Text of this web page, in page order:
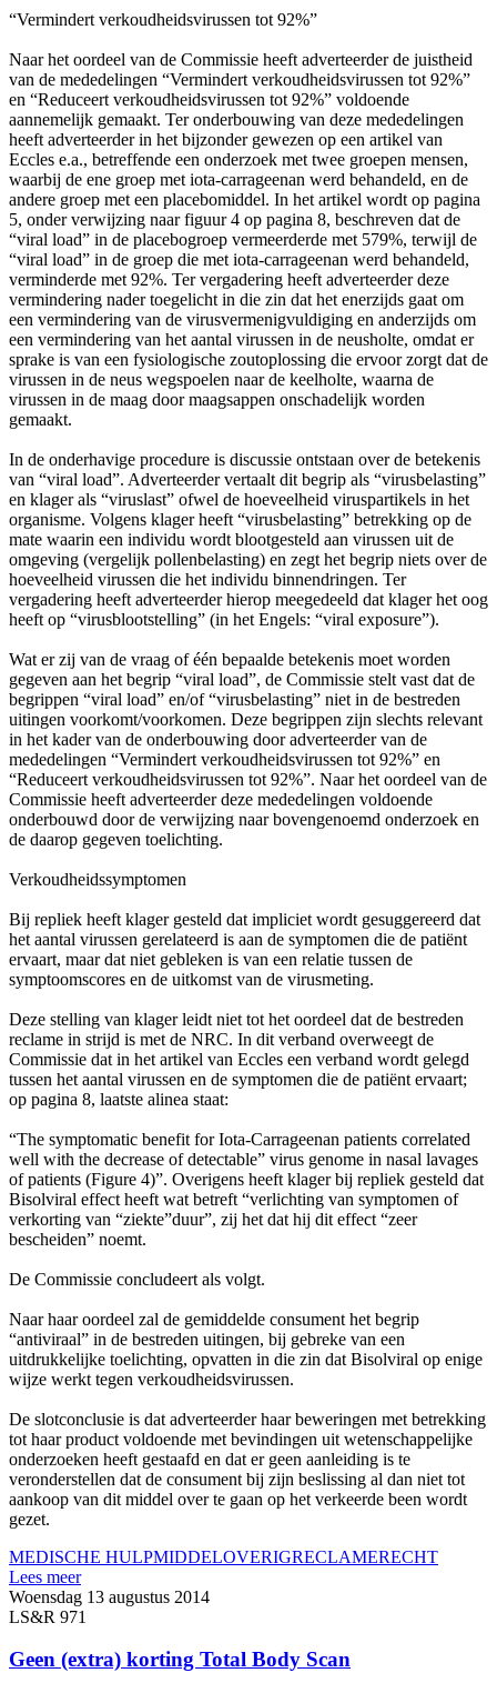
“Vermindert verkoudheidsvirussen tot 92%”
Naar het oordeel van de Commissie heeft adverteerder de juistheid
van de mededelingen “Vermindert verkoudheidsvirussen tot 92%”
en “Reduceert verkoudheidsvirussen tot 92%” voldoende
aannemelijk gemaakt. Ter onderbouwing van deze mededelingen
heeft adverteerder in het bijzonder gewezen op een artikel van
Eccles e.a., betreffende een onderzoek met twee groepen mensen,
waarbij de ene groep met iota-carrageenan werd behandeld, en de
andere groep met een placebomiddel. In het artikel wordt op pagina
5, onder verwijzing naar figuur 4 op pagina 8, beschreven dat de
“viral load” in de placebogroep vermeerderde met 579%, terwijl de
“viral load” in de groep die met iota-carrageenan werd behandeld,
verminderde met 92%. Ter vergadering heeft adverteerder deze
vermindering nader toegelicht in die zin dat het enerzijds gaat om
een vermindering van de virusvermenigvuldiging en anderzijds om
een vermindering van het aantal virussen in de neusholte, omdat er
sprake is van een fysiologische zoutoplossing die ervoor zorgt dat de
virussen in de neus wegspoelen naar de keelholte, waarna de
virussen in de maag door maagsappen onschadelijk worden
gemaakt.
In de onderhavige procedure is discussie ontstaan over de betekenis
van “viral load”. Adverteerder vertaalt dit begrip als “virusbelasting”
en klager als “viruslast” ofwel de hoeveelheid viruspartikels in het
organisme. Volgens klager heeft “virusbelasting” betrekking op de
mate waarin een individu wordt blootgesteld aan virussen uit de
omgeving (vergelijk pollenbelasting) en zegt het begrip niets over de
hoeveelheid virussen die het individu binnendringen. Ter
vergadering heeft adverteerder hierop meegedeeld dat klager het oog
heeft op “virusblootstelling” (in het Engels: “viral exposure”).
Wat er zij van de vraag of één bepaalde betekenis moet worden
gegeven aan het begrip “viral load”, de Commissie stelt vast dat de
begrippen “viral load” en/of “virusbelasting” niet in de bestreden
uitingen voorkomt/voorkomen. Deze begrippen zijn slechts relevant
in het kader van de onderbouwing door adverteerder van de
mededelingen “Vermindert verkoudheidsvirussen tot 92%” en
“Reduceert verkoudheidsvirussen tot 92%”. Naar het oordeel van de
Commissie heeft adverteerder deze mededelingen voldoende
onderbouwd door de verwijzing naar bovengenoemd onderzoek en
de daarop gegeven toelichting.
Verkoudheidssymptomen
Bij repliek heeft klager gesteld dat impliciet wordt gesuggereerd dat
het aantal virussen gerelateerd is aan de symptomen die de patiënt
ervaart, maar dat niet gebleken is van een relatie tussen de
symptoomscores en de uitkomst van de virusmeting.
Deze stelling van klager leidt niet tot het oordeel dat de bestreden
reclame in strijd is met de NRC. In dit verband overweegt de
Commissie dat in het artikel van Eccles een verband wordt gelegd
tussen het aantal virussen en de symptomen die de patiënt ervaart;
op pagina 8, laatste alinea staat:
“The symptomatic benefit for Iota-Carrageenan patients correlated
well with the decrease of detectable” virus genome in nasal lavages
of patients (Figure 4)”. Overigens heeft klager bij repliek gesteld dat
Bisolviral effect heeft wat betreft “verlichting van symptomen of
verkorting van “ziekte”duur”, zij het dat hij dit effect “zeer
bescheiden” noemt.
De Commissie concludeert als volgt.
Naar haar oordeel zal de gemiddelde consument het begrip
“antiviraal” in de bestreden uitingen, bij gebreke van een
uitdrukkelijke toelichting, opvatten in die zin dat Bisolviral op enige
wijze werkt tegen verkoudheidsvirussen.
De slotconclusie is dat adverteerder haar beweringen met betrekking
tot haar product voldoende met bevindingen uit wetenschappelijke
onderzoeken heeft gestaafd en dat er geen aanleiding is te
veronderstellen dat de consument bij zijn beslissing al dan niet tot
aankoop van dit middel over te gaan op het verkeerde been wordt
gezet.
MEDISCHE HULPMIDDELOVERIGRECLAMERECHT
Lees meer
Woensdag 13 augustus 2014
LS&R 971
Geen (extra) korting Total Body Scan